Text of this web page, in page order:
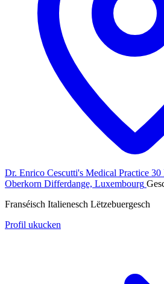
Dr. Enrico Cescutti's Medical Practice 30
Oberkorn Differdange, Luxembourg
Franséisch Italienesch Lëtzebuergesch
Profil ukucken